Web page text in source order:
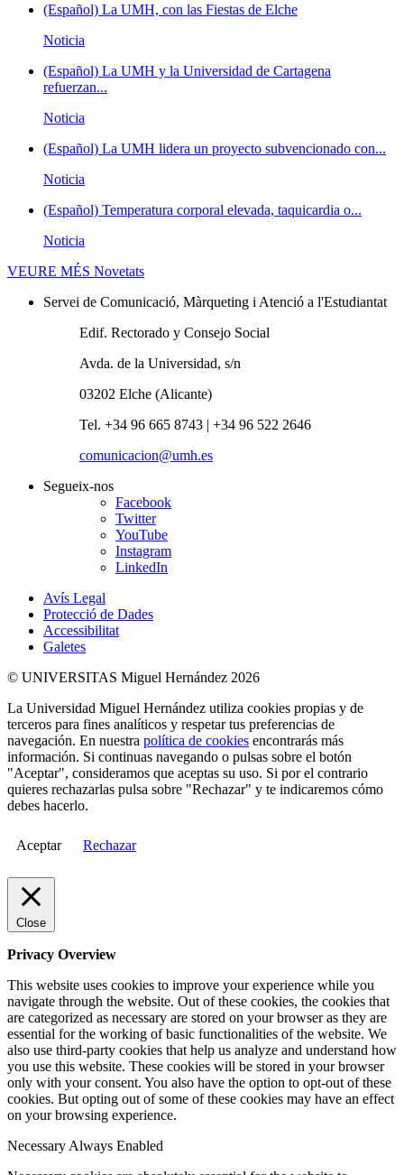
(Español) La UMH, con las Fiestas de Elche
Noticia
(Español) La UMH y la Universidad de Cartagena
refuerzan...
Noticia
(Español) La UMH lidera un proyecto subvencionado con...
Noticia
(Español) Temperatura corporal elevada, taquicardia o...
Noticia
VEURE MÉS Novetats
Servei de Comunicació, Màrqueting i Atenció a l'Estudiantat
Edif. Rectorado y Consejo Social
Avda. de la Universidad, s/n
03202 Elche (Alicante)
Tel. +34 96 665 8743 | +34 96 522 2646
comunicacion@umh.es
Segueix-nos
Facebook
Twitter
YouTube
Instagram
LinkedIn
Avís Legal
Protecció de Dades
Accessibilitat
Galetes
© UNIVERSITAS Miguel Hernández 2026
La Universidad Miguel Hernández utiliza cookies propias y de
terceros para fines analíticos y respetar tus preferencias de
navegación. En nuestra política de cookies encontrarás más
información. Si continuas navegando o pulsas sobre el botón
"Aceptar", consideramos que aceptas su uso. Si por el contrario
quieres rechazarlas pulsa sobre "Rechazar" y te indicaremos cómo
debes hacerlo.
Aceptar Rechazar
Close
Privacy Overview
This website uses cookies to improve your experience while you
navigate through the website. Out of these cookies, the cookies that
are categorized as necessary are stored on your browser as they are
essential for the working of basic functionalities of the website. We
also use third-party cookies that help us analyze and understand how
you use this website. These cookies will be stored in your browser
only with your consent. You also have the option to opt-out of these
cookies. But opting out of some of these cookies may have an effect
on your browsing experience.
Necessary Always Enabled